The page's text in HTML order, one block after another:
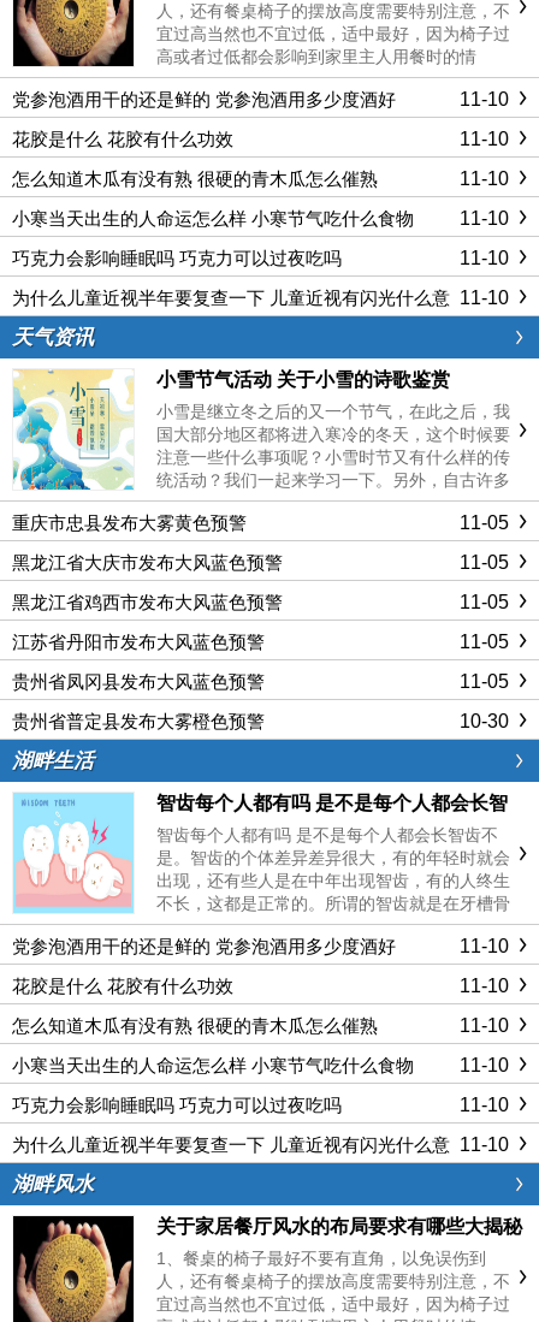
人，还有餐桌椅子的摆放高度需要特别注意，不
宜过高当然也不宜过低，适中最好，因为椅子过
高或者过低都会影响到家里主人用餐时的情
绪。 2、餐厅本身的设置方向应该是设在南
方，因为将餐厅位置设在南方，会给家庭带来好
11-10
党参泡酒用干的还是鲜的 党参泡酒用多少度酒好
11-10
花胶是什么 花胶有什么功效
11-10
怎么知道木瓜有没有熟 很硬的青木瓜怎么催熟
11-10
小寒当天出生的人命运怎么样 小寒节气吃什么食物
11-10
巧克力会影响睡眠吗 巧克力可以过夜吃吗
11-10
为什么儿童近视半年要复查一下 儿童近视有闪光什么意
思
天气资讯
小雪节气活动 关于小雪的诗歌鉴赏
小雪是继立冬之后的又一个节气，在此之后，我
国大部分地区都将进入寒冷的冬天，这个时候要
注意一些什么事项呢？小雪时节又有什么样的传
统活动？我们一起来学习一下。另外，自古许多
文人墨客也为了小雪创作出许多优秀的诗歌作
品，今天也一同带大家来欣赏一下吧。小雪节气
11-05
重庆市忠县发布大雾黄色预警
11-05
黑龙江省大庆市发布大风蓝色预警
11-05
黑龙江省鸡西市发布大风蓝色预警
11-05
江苏省丹阳市发布大风蓝色预警
11-05
贵州省凤冈县发布大风蓝色预警
10-30
贵州省普定县发布大雾橙色预警
湖畔生活
智齿每个人都有吗 是不是每个人都会长智
齿
智齿每个人都有吗 是不是每个人都会长智齿不
是。智齿的个体差异差异很大，有的年轻时就会
出现，还有些人是在中年出现智齿，有的人终生
不长，这都是正常的。所谓的智齿就是在牙槽骨
的最里面，上下左右各长出一颗牙齿，也就是第
三颗磨牙。而这颗牙齿会在成年之后才长出来，
11-10
党参泡酒用干的还是鲜的 党参泡酒用多少度酒好
11-10
花胶是什么 花胶有什么功效
11-10
怎么知道木瓜有没有熟 很硬的青木瓜怎么催熟
11-10
小寒当天出生的人命运怎么样 小寒节气吃什么食物
11-10
巧克力会影响睡眠吗 巧克力可以过夜吃吗
11-10
为什么儿童近视半年要复查一下 儿童近视有闪光什么意
思
湖畔风水
关于家居餐厅风水的布局要求有哪些大揭秘
1、餐桌的椅子最好不要有直角，以免误伤到
人，还有餐桌椅子的摆放高度需要特别注意，不
宜过高当然也不宜过低，适中最好，因为椅子过